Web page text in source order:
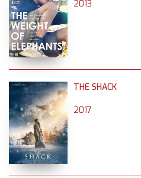
2013
THE SHACK
2017